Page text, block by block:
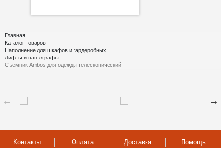
Главная
Каталог товаров
Наполнение для шкафов и гардеробных
Лифты и пантографы
Съемник Ambos для одежды телескопический
Контакты Оплата Доставка Помощь